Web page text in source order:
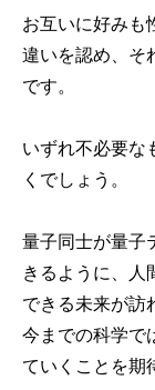
お互いに好みも
違いを認め、そ
です。
いずれ不必要な
くでしょう。
量子同士が量子
きるように、人
できる未来が訪
今までの科学で
ていくことを期